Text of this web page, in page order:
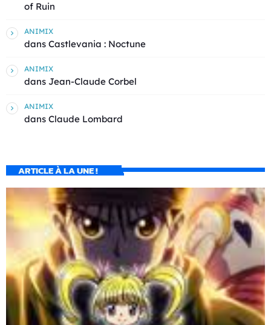
of Ruin
ANIMIX
dans Castlevania : Noctune
ANIMIX
dans Jean-Claude Corbel
ANIMIX
dans Claude Lombard
ARTICLE À LA UNE !